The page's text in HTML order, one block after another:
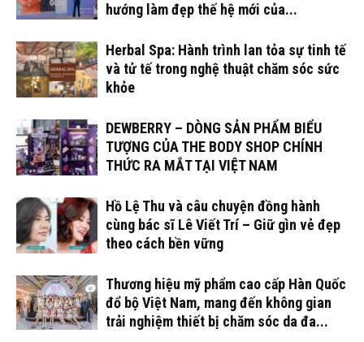
hướng làm đẹp thế hệ mới của...
Herbal Spa: Hành trình lan tỏa sự tinh tế
và tử tế trong nghệ thuật chăm sóc sức
khỏe
DEWBERRY – DÒNG SẢN PHẨM BIỂU
TƯỢNG CỦA THE BODY SHOP CHÍNH
THỨC RA MẮT TẠI VIỆT NAM
Hồ Lệ Thu và câu chuyện đồng hành
cùng bác sĩ Lê Viết Trí – Giữ gìn vẻ đẹp
theo cách bền vững
Thương hiệu mỹ phẩm cao cấp Hàn Quốc
đổ bộ Việt Nam, mang đến không gian
trải nghiệm thiết bị chăm sóc da đa...